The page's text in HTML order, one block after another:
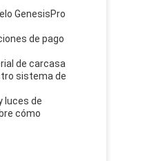
GenesisPro
de pago
de carcasa
sistema de
luces de
cómo